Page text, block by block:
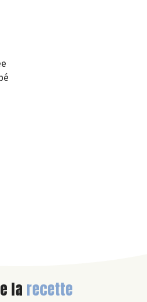
larecette